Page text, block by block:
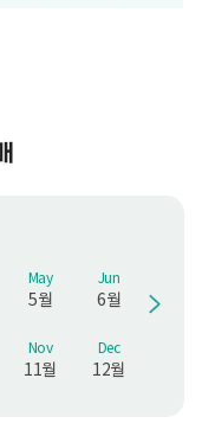
May
5월
Jun
6월
Nov
11월
Dec
12월